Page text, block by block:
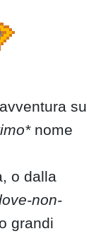
su
nome
o dalla
non-
grandi